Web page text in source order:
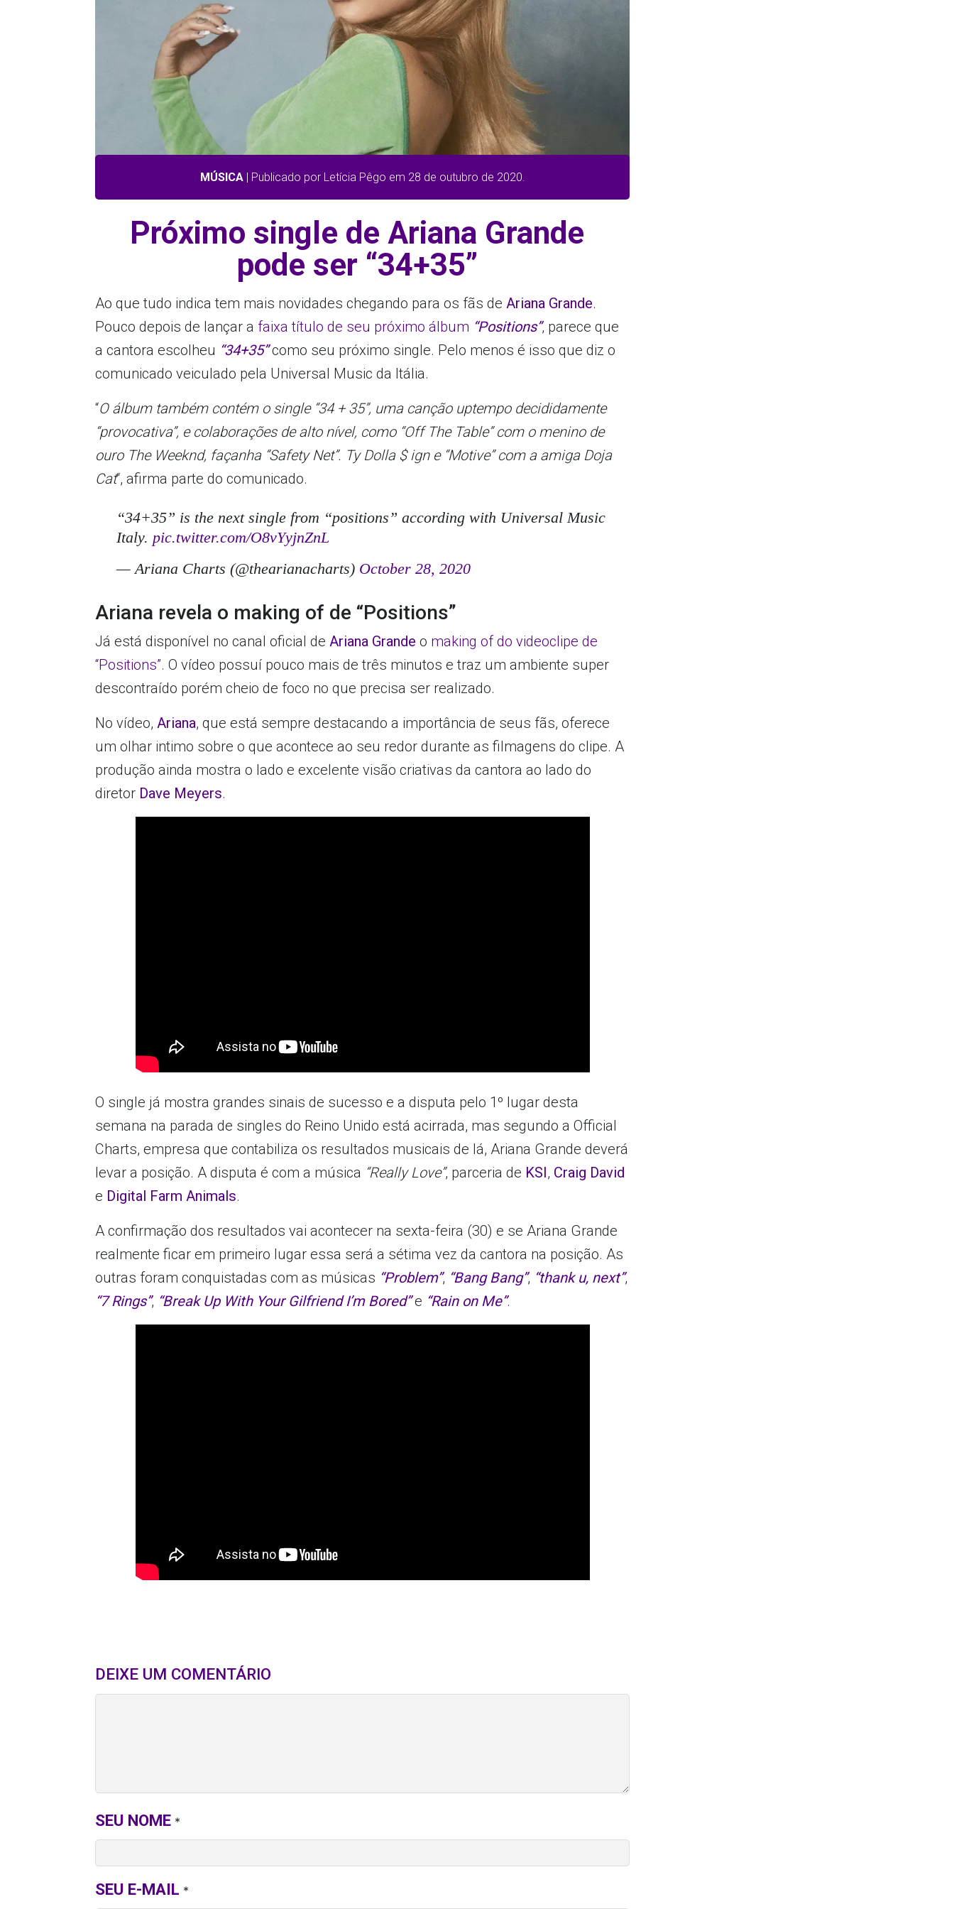
MÚSICA| Publicado por Letícia Pêgo em 28 de outubro de 2020.
Próximo single de Ariana Grande
pode ser “34+35”
Ao que tudo indica tem mais novidades chegando para os fãs deAriana Grande.
Pouco depois de lançar a faixa título de seu próximo álbum “Positions”, parece que
a cantora escolheu “34+35”como seu próximo single. Pelo menos é isso que diz o
comunicado veiculado pela Universal Music da Itália.
“O álbum também contém o single “34 + 35”, uma canção uptempo decididamente
“provocativa”, e colaborações de alto nível, como “Off The Table” com o menino de
ouro The Weeknd, façanha “Safety Net”. Ty Dolla $ ign e “Motive” com a amiga Doja
Cat“, afirma parte do comunicado.
“34+35” is the next single from “positions” according with Universal Music
Italy. pic.twitter.com/O8vYyjnZnL
— Ariana Charts (@thearianacharts) October 28, 2020
Ariana revela o making of de “Positions”
Já está disponível no canal oficial deAriana Grande o making of do videoclipe de
“Positions”. O vídeo possuí pouco mais de três minutos e traz um ambiente super
descontraído porém cheio de foco no que precisa ser realizado.
No vídeo, Ariana, que está sempre destacando a importância de seus fãs, oferece
um olhar intimo sobre o que acontece ao seu redor durante as filmagens do clipe. A
produção ainda mostra o lado e excelente visão criativas da cantora ao lado do
diretor Dave Meyers.
O single já mostra grandes sinais de sucesso e a disputa pelo 1º lugar desta
semana na parada de singles do Reino Unido está acirrada, mas segundo a Official
Charts, empresa que contabiliza os resultados musicais de lá, Ariana Grande deverá
levar a posição. A disputa é com a música “Really Love”, parceria de KSI, Craig David
e Digital Farm Animals.
A confirmação dos resultados vai acontecer na sexta-feira (30) e se Ariana Grande
realmente ficar em primeiro lugar essa será a sétima vez da cantora na posição. As
outras foram conquistadas com as músicas “Problem”, “Bang Bang”, “thank u, next”,
“7 Rings”, “Break Up With Your Gilfriend I’m Bored”e “Rain on Me”.
DEIXE UM COMENTÁRIO
SEU NOME *
SEU E-MAIL *